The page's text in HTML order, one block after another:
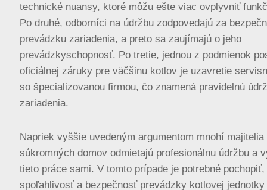
technické nuansy, ktoré môžu ešte viac ovplyvniť
Po druhé, odborníci na údržbu zodpovedajú za
prevádzku zariadenia, a preto sa zaujímajú o jeho
prevádzkyschopnosť. Po tretie, jednou z podmienok
oficiálnej záruky pre väčšinu kotlov je uzavretie
so špecializovanou firmou, čo znamená pravidelnú
zariadenia.
Napriek vyššie uvedeným argumentom mnohí majitelia
súkromných domov odmietajú profesionálnu údržbu a
tieto práce sami. V tomto prípade je potrebné pochopiť,
spoľahlivosť a bezpečnosť prevádzky kotlovej jednotky